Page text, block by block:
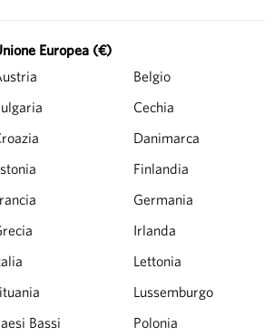
Europea (€)
Belgio
Cechia
Danimarca
Finlandia
Germania
Irlanda
Lettonia
Lussemburgo
Bassi
Polonia
che raggiunge 1 m di altezza.
forma dei fiori che per il colore
04 05 09 10